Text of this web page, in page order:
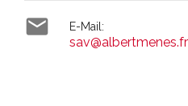
 E-Mail:
sav@albertmenes.fr